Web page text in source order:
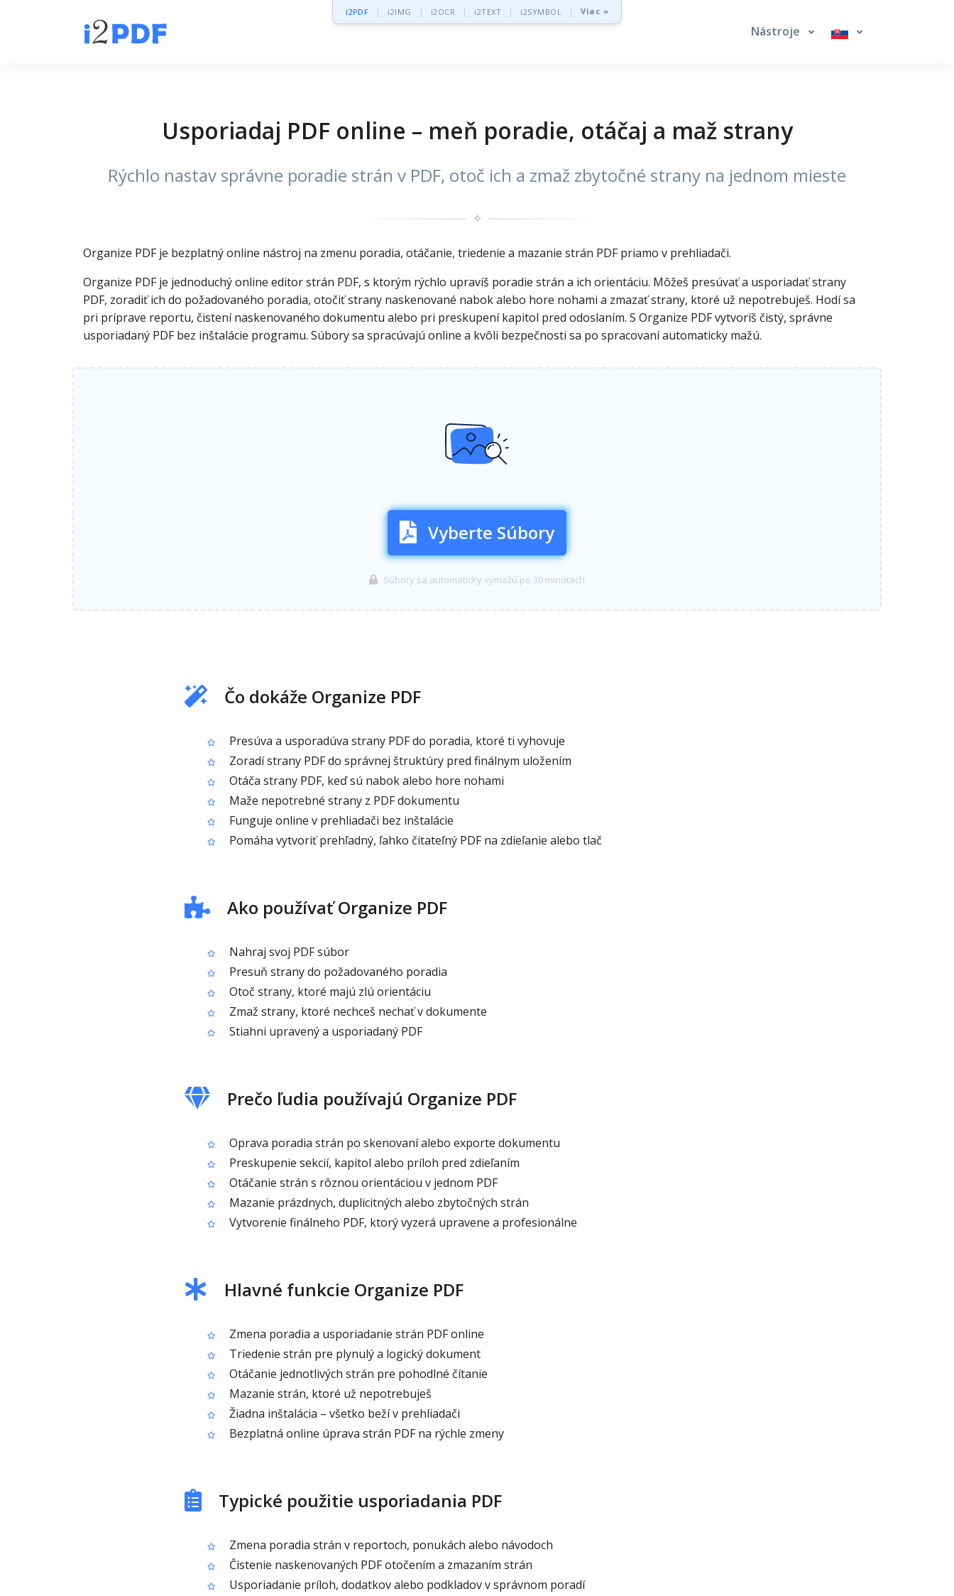
i2PDF i2IMG i2OCR i2TEXT i2SYMBOL Viac »
Nástroje
Usporiadaj PDF online – meň poradie, otáčaj a maž strany
Rýchlo nastav správne poradie strán v PDF, otoč ich a zmaž zbytočné strany na jednom mieste
✧
Organize PDF je bezplatný online nástroj na zmenu poradia, otáčanie, triedenie a mazanie strán PDF priamo v prehliadači.
Organize PDF je jednoduchý online editor strán PDF, s ktorým rýchlo upravíš poradie strán a ich orientáciu. Môžeš presúvať a usporiadať strany
PDF, zoradiť ich do požadovaného poradia, otočiť strany naskenované nabok alebo hore nohami a zmazať strany, ktoré už nepotrebuješ. Hodí sa
pri príprave reportu, čistení naskenovaného dokumentu alebo pri preskupení kapitol pred odoslaním. S Organize PDF vytvoríš čistý, správne
usporiadaný PDF bez inštalácie programu. Súbory sa spracúvajú online a kvôli bezpečnosti sa po spracovaní automaticky mažú.
Vyberte Súbory
Súbory sa automaticky vymažú po 30 minútach
Čo dokáže Organize PDF
Presúva a usporadúva strany PDF do poradia, ktoré ti vyhovuje
Zoradí strany PDF do správnej štruktúry pred finálnym uložením
Otáča strany PDF, keď sú nabok alebo hore nohami
Maže nepotrebné strany z PDF dokumentu
Funguje online v prehliadači bez inštalácie
Pomáha vytvoriť prehľadný, ľahko čitateľný PDF na zdieľanie alebo tlač
Ako používať Organize PDF
Nahraj svoj PDF súbor
Presuň strany do požadovaného poradia
Otoč strany, ktoré majú zlú orientáciu
Zmaž strany, ktoré nechceš nechať v dokumente
Stiahni upravený a usporiadaný PDF
Prečo ľudia používajú Organize PDF
Oprava poradia strán po skenovaní alebo exporte dokumentu
Preskupenie sekcií, kapitol alebo príloh pred zdieľaním
Otáčanie strán s rôznou orientáciou v jednom PDF
Mazanie prázdnych, duplicitných alebo zbytočných strán
Vytvorenie finálneho PDF, ktorý vyzerá upravene a profesionálne
Hlavné funkcie Organize PDF
Zmena poradia a usporiadanie strán PDF online
Triedenie strán pre plynulý a logický dokument
Otáčanie jednotlivých strán pre pohodlné čítanie
Mazanie strán, ktoré už nepotrebuješ
Žiadna inštalácia – všetko beží v prehliadači
Bezplatná online úprava strán PDF na rýchle zmeny
Typické použitie usporiadania PDF
Zmena poradia strán v reportoch, ponukách alebo návodoch
Čistenie naskenovaných PDF otočením a zmazaním strán
Usporiadanie príloh, dodatkov alebo podkladov v správnom poradí